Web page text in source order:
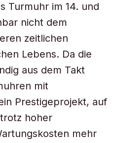
Turmuhr im 14. und
nicht dem
zeitlichen
Lebens. Da die
aus dem Takt
mit
Prestigeprojekt, auf
hoher
mehr